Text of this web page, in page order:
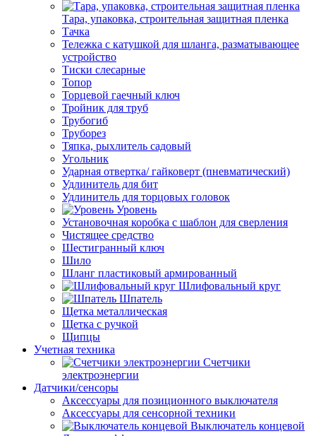
Тара, упаковка, строительная защитная пленка
Тачка
Тележка с катушкой для шланга, разматывающее
устройство
Тиски слесарные
Топор
Торцевой гаечный ключ
Тройник для труб
Трубогиб
Труборез
Тяпка, рыхлитель садовый
Угольник
Ударная отвертка/ гайковерт (пневматический)
Удлинитель для бит
Удлинитель для торцовых головок
Уровень
Установочная коробка с шаблон для сверления
Чистящее средство
Шестигранный ключ
Шило
Шланг пластиковый армированный
Шлифовальный круг
Шпатель
Щетка металлическая
Щетка с ручкой
Щипцы
Учетная техника
Счетчики
электроэнергии
Датчики/сенсоры
Аксессуары для позиционного выключателя
Аксессуары для сенсорной техники
Выключатель концевой